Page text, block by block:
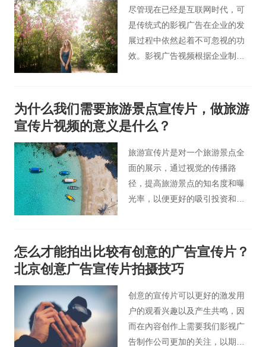
尽管现在已经是互联网时代，可
是传统式的影视广告在企业的发
展过程中依然起着不可忽视的功
效。影视广告视频根据企业制作
时还可以让大量的人留意到企
业，这也是一种招商引资的形
式，并且随着互联网的发展，影
视广告视频拓宽了传播渠道。
为什么我们需要旅游景点宣传片，做旅游
宣传片视频的意义是什么？
旅游宣传片是对一个旅游景点全
面的展示，通过视觉的传播路
径，提高旅游景点的知名度和曝
光率，以便更好的吸引投资和增
掘出景点特色的地域文化特征，
增强景地吸引力，从而提高景地
的竞争力促进经济发展水平，建
立旅游景地独特的视觉识别效
应，从而为旅游景地量身打造专
属的影像视频。
怎么才能拍出比较有创意的广告宣传片？
北京创意广告宣传片拍摄技巧
创意的宣传片可以更好的激发用
户的观看兴趣以及产生共鸣，因
而在內容创作上需要我们影视广
告制作公司更加的关注，以期待